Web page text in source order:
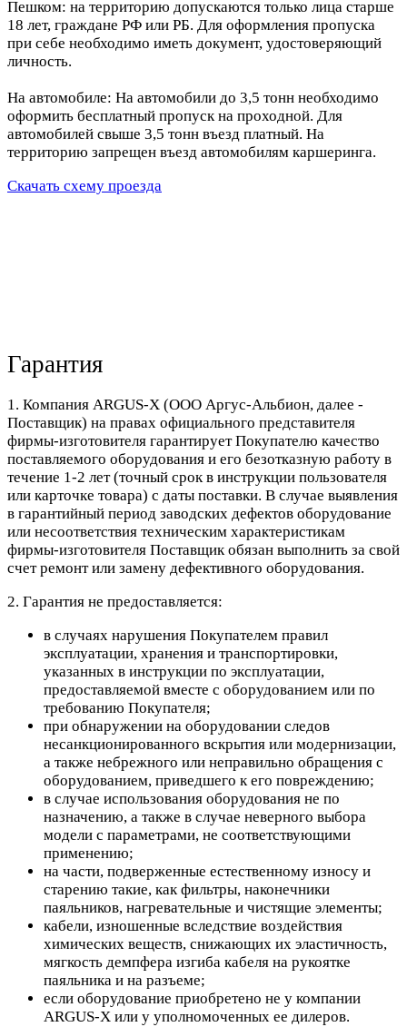
Пешком: на территорию допускаются только лица старше
18 лет, граждане РФ или РБ. Для оформления пропуска
при себе необходимо иметь документ, удостоверяющий
личность.
На автомобиле: На автомобили до 3,5 тонн необходимо
оформить бесплатный пропуск на проходной. Для
автомобилей свыше 3,5 тонн въезд платный. На
территорию запрещен въезд автомобилям каршеринга.
Скачать схему проезда
Гарантия
1. Компания ARGUS-X (ООО Аргус-Альбион, далее -
Поставщик) на правах официального представителя
фирмы-изготовителя гарантирует Покупателю качество
поставляемого оборудования и его безотказную работу в
течение 1-2 лет (точный срок в инструкции пользователя
или карточке товара) с даты поставки. В случае выявления
в гарантийный период заводских дефектов оборудование
или несоответствия техническим характеристикам
фирмы-изготовителя Поставщик обязан выполнить за свой
счет ремонт или замену дефективного оборудования.
2. Гарантия не предоставляется:
в случаях нарушения Покупателем правил
эксплуатации, хранения и транспортировки,
указанных в инструкции по эксплуатации,
предоставляемой вместе с оборудованием или по
требованию Покупателя;
при обнаружении на оборудовании следов
несанкционированного вскрытия или модернизации,
а также небрежного или неправильно обращения с
оборудованием, приведшего к его повреждению;
в случае использования оборудования не по
назначению, а также в случае неверного выбора
модели с параметрами, не соответствующими
применению;
на части, подверженные естественному износу и
старению такие, как фильтры, наконечники
паяльников, нагревательные и чистящие элементы;
кабели, изношенные вследствие воздействия
химических веществ, снижающих их эластичность,
мягкость демпфера изгиба кабеля на рукоятке
паяльника и на разъеме;
если оборудование приобретено не у компании
ARGUS-X или у уполномоченных ее дилеров.